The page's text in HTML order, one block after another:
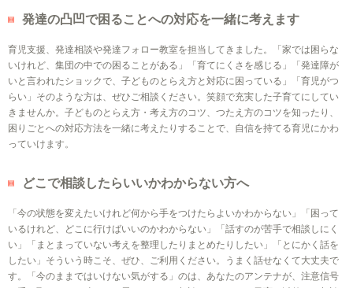
発達の凸凹で困ることへの対応を一緒に考えます
育児支援、発達相談や発達フォロー教室を担当してきました。「家では困らな
いけれど、集団の中での困ることがある」「育てにくさを感じる」「発達障が
いと言われたショックで、子どものとらえ方と対応に困っている」「育児がつ
らい」そのような方は、ぜひご相談ください。笑顔で充実した子育てにしてい
きませんか。子どものとらえ方・考え方のコツ、つたえ方のコツを知ったり、
困りごとへの対応方法を一緒に考えたりすることで、自信を持てる育児にかわ
っていけます。
どこで相談したらいいかわからない方へ
「今の状態を変えたいけれど何から手をつけたらよいかわからない」「困って
いるけれど、どこに行けばいいのかわからない」「話すのが苦手で相談しにく
い」「まとまっていない考えを整理したりまとめたりしたい」「とにかく話を
したい」そういう時こそ、ぜひ、ご利用ください。うまく話せなくて大丈夫で
す。「今のままではいけない気がする」のは、あなたのアンテナが、注意信号